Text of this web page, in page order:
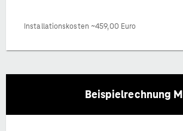
Installationskosten ~459,00 Euro
Beispielrechnung M